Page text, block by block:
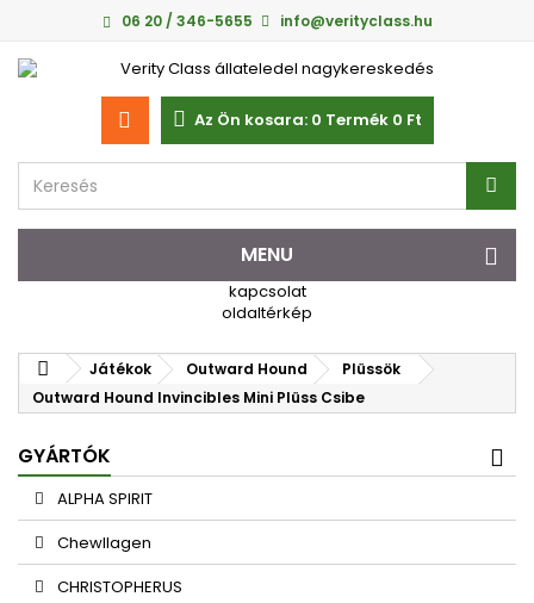
06 20 / 346-5655 info@verityclass.hu
Az Ön kosara: 0 Termék 0 Ft‎
MENU
kapcsolat
oldaltérkép
Játékok Outward Hound
Plüssök
Outward Hound Invincibles Mini Plüss Csibe
GYÁRTÓK
ALPHA SPIRIT
Chewllagen
CHRISTOPHERUS